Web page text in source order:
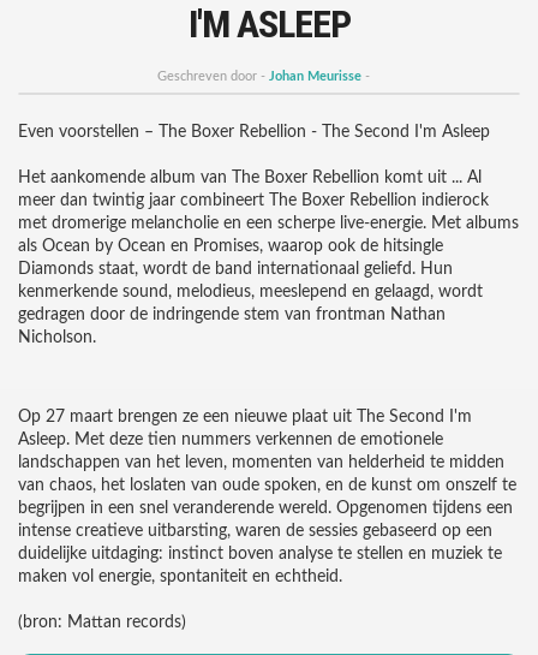
I'M ASLEEP
Geschreven door - Johan Meurisse-
Even voorstellen – The Boxer Rebellion - The Second I'm Asleep
Het aankomende album van The Boxer Rebellion komt uit ... Al
meer dan twintig jaar combineert The Boxer Rebellion indierock
met dromerige melancholie en een scherpe live-energie. Met albums
als Ocean by Ocean en Promises, waarop ook de hitsingle
Diamonds staat, wordt de band internationaal geliefd. Hun
kenmerkende sound, melodieus, meeslepend en gelaagd, wordt
gedragen door de indringende stem van frontman Nathan
Nicholson.
Op 27 maart brengen ze een nieuwe plaat uit The Second I'm
Asleep. Met deze tien nummers verkennen de emotionele
landschappen van het leven, momenten van helderheid te midden
van chaos, het loslaten van oude spoken, en de kunst om onszelf te
begrijpen in een snel veranderende wereld. Opgenomen tijdens een
intense creatieve uitbarsting, waren de sessies gebaseerd op een
duidelijke uitdaging: instinct boven analyse te stellen en muziek te
maken vol energie, spontaniteit en echtheid.
(bron: Mattan records)